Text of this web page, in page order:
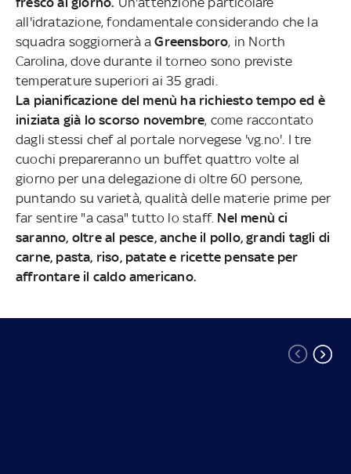
all'idratazione, fondamentale considerando che la
squadra soggiornerà aGreensboro, in North
Carolina, dove durante il torneo sono previste
temperature superiori ai 35 gradi.
La pianificazione del menù ha richiesto tempo ed è
iniziata già lo scorso novembre, come raccontato
dagli stessi chef al portale norvegese 'vg.no'. I tre
cuochi prepareranno un buffet quattro volte al
giorno per una delegazione di oltre 60 persone,
puntando su varietà, qualità delle materie prime per
far sentire "a casa" tutto lo staff. Nel menù ci
saranno, oltre al pesce, anche il pollo, grandi tagli di
carne, pasta, riso, patate e ricette pensate per
affrontare il caldo americano.